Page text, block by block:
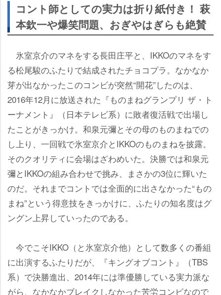
コント師としての実力は折り紙付き！ 萩
本欽一や爆笑問題、おぎやはぎらも絶賛
氷室京介のマネをする長田庄平と、IKKOのマネをす
る松尾駿のふたりで結成されたチョコプラ。なかなか
芽が出なかったこのコンビが突然“開花”したのは、
2016年12月に放送された『ものまねグランプリ ザ・ト
ーナメント』（日本テレビ系）に敗者復活戦で出場し
たことがきっかけ。和泉元彌とその母のものまねでの
し上り、一回戦で氷室京介とIKKOのものまねを披露。
そのクオリティに会場はざわめいた。決勝では和泉元
彌とIKKOの組み合わせで挑み、まさかの3位に輝いた
のだ。それまでコントでは全面的に出さなかった“もの
まね”という得意技をきっかけに、ふたりの知名度はグ
ングン上昇していったのである。
今でこそIKKO（と氷室京介他）として数多くの番組
に出演するふたりだが、『キングオブコント』（TBS
系）で決勝進出、2014年には準優勝している実力派な
がら、なかなかブレイクしなかった苦労コンビなので